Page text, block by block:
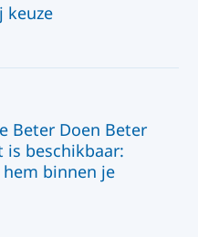
keuze
Beter Doen Beter
is beschikbaar:
binnen je